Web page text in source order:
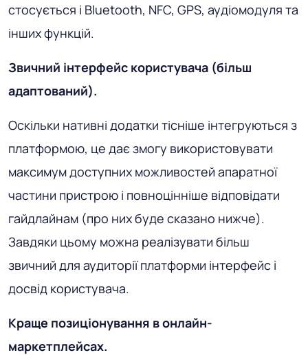
стосується і Bluetooth, NFC, GPS, аудіомодуля та
інших функцій.
Звичний інтерфейс користувача (більш
адаптований).
Оскільки нативні додатки тісніше інтегруються з
платформою, це дає змогу використовувати
максимум доступних можливостей апаратної
частини пристрою і повноцінніше відповідати
гайдлайнам (про них буде сказано нижче).
Завдяки цьому можна реалізувати більш
звичний для аудиторії платформи інтерфейс і
досвід користувача.
Краще позиціонування в онлайн-
маркетплейсах.